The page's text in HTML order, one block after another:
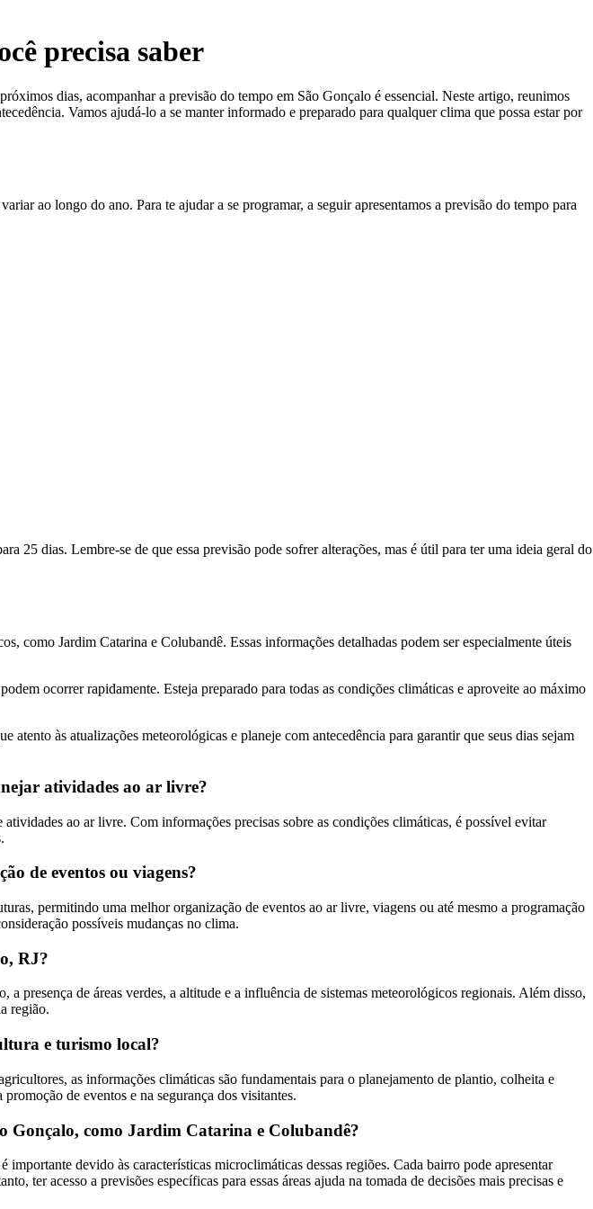
precisa saber
dias, acompanhar a previsão do tempo em São Gonçalo é essencial. Neste artigo, reunimos
Vamos ajudá-lo a se manter informado e preparado para qualquer clima que possa estar por
ao longo do ano. Para te ajudar a se programar, a seguir apresentamos a previsão do tempo para
25 dias. Lembre-se de que essa previsão pode sofrer alterações, mas é útil para ter uma ideia geral do
como Jardim Catarina e Colubandê. Essas informações detalhadas podem ser especialmente úteis
ocorrer rapidamente. Esteja preparado para todas as condições climáticas e aproveite ao máximo
às atualizações meteorológicas e planeje com antecedência para garantir que seus dias sejam
atividades ao ar livre?
ao ar livre. Com informações precisas sobre as condições climáticas, é possível evitar
de eventos ou viagens?
permitindo uma melhor organização de eventos ao ar livre, viagens ou até mesmo a programação
possíveis mudanças no clima.
RJ?
presença de áreas verdes, a altitude e a influência de sistemas meteorológicos regionais. Além disso,
região.
e turismo local?
as informações climáticas são fundamentais para o planejamento de plantio, colheita e
de eventos e na segurança dos visitantes.
Gonçalo, como Jardim Catarina e Colubandê?
devido às características microclimáticas dessas regiões. Cada bairro pode apresentar
ter acesso a previsões específicas para essas áreas ajuda na tomada de decisões mais precisas e